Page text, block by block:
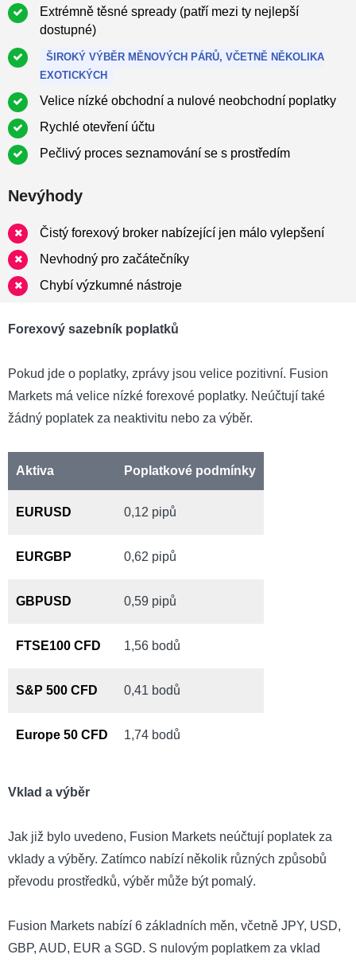
Extrémně těsné spready (patří mezi ty nejlepší
dostupné)
ŠIROKÝ VÝBĚR MĚNOVÝCH PÁRŮ, VČETNĚ NĚKOLIKA
EXOTICKÝCH
Velice nízké obchodní a nulové neobchodní poplatky
Rychlé otevření účtu
Pečlivý proces seznamování se s prostředím
Nevýhody
Čistý forexový broker nabízející jen málo vylepšení
Nevhodný pro začátečníky
Chybí výzkumné nástroje
Forexový sazebník poplatků
Pokud jde o poplatky, zprávy jsou velice pozitivní. Fusion
Markets má velice nízké forexové poplatky. Neúčtují také
žádný poplatek za neaktivitu nebo za výběr.
Aktiva Poplatkové podmínky
EURUSD 0,12 pipů
EURGBP 0,62 pipů
GBPUSD 0,59 pipů
FTSE100 CFD 1,56 bodů
S&P 500 CFD 0,41 bodů
Europe 50 CFD 1,74 bodů
Vklad a výběr
Jak již bylo uvedeno, Fusion Markets neúčtují poplatek za
vklady a výběry. Zatímco nabízí několik různých způsobů
převodu prostředků, výběr může být pomalý.
Fusion Markets nabízí 6 základních měn, včetně JPY, USD,
GBP, AUD, EUR a SGD. S nulovým poplatkem za vklad